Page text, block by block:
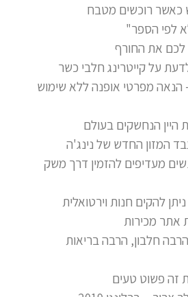
כאשר רוכשים מטבח
לפי הספר"
לכם את החורף
על קייטרינג חלבי כשר
הנאה מפרטי אופנה ללא שימוש
המזון החדש של נינג'ה
מעדיפים להזמין דרך משק
ניתן להקים חנות וירטואלית
חלבון, הרבה בריאות
זה פשוט טעים